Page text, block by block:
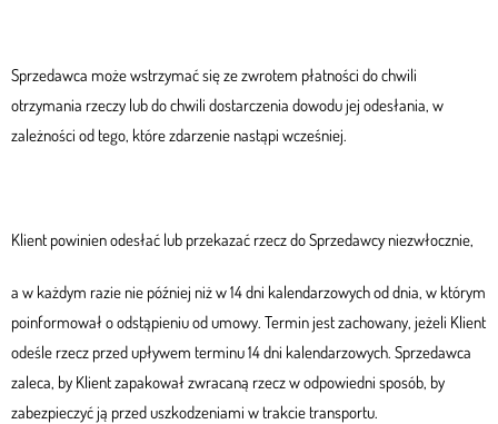
Sprzedawca może wstrzymać się ze zwrotem płatności do chwili
otrzymania rzeczy lub do chwili dostarczenia dowodu jej odesłania, w
zależności od tego, które zdarzenie nastąpi wcześniej.
Klient powinien odesłać lub przekazać rzecz do Sprzedawcy niezwłocznie,
a w każdym razie nie później niż w 14 dni kalendarzowych od dnia, w którym
poinformował o odstąpieniu od umowy. Termin jest zachowany, jeżeli Klient
odeśle rzecz przed upływem terminu 14 dni kalendarzowych. Sprzedawca
zaleca, by Klient zapakował zwracaną rzecz w odpowiedni sposób, by
zabezpieczyć ją przed uszkodzeniami w trakcie transportu.